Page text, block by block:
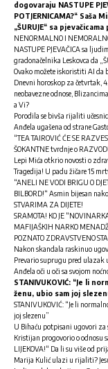
dogovaraju NASTUPE
POTJERNICAMA?“
„ŠURUJE“ sa
NENORMALNO I
NASTUPE PJEVAČICA sa
gradonačelnika Leskovca da
Ovako možete iskoristiti AI da
Dnevni horoskop za četvrtak,
neobavezne odnose,
a Vi?
Porodila se bivša rijaliti
Anđela ugašena od strane
“TEA TAIROVIĆ ĆE SE
ŠOKANTNE tvrdnje o
Lepi Mića otkrio novosti o
Tragedija! U padu žičare 15
“ANELI NE VODI BRIGU O
BILBORD!“ Asmin bijesan
STVARIMA ZA DIJETE!
SRAMOTA! KO JE
MAFIJAŠKIH NARKO
POZNATO ZDRAVSTVENO
Nakon skandala raskinuo
Prevario suprugu pred ulazak
Anđela oči u oči sa svojom
STANIVUKOVIĆ: “Je li
ženu, ubio sam joj
STANIVUKOVIĆ: “Je li
joj slezenu”
U Bihaću potpisani ugovori za
Kristijan progovorio o odnosu
LIJEKOVA!“ Da li su više od
Marija Kulić ulazi u rijaliti?